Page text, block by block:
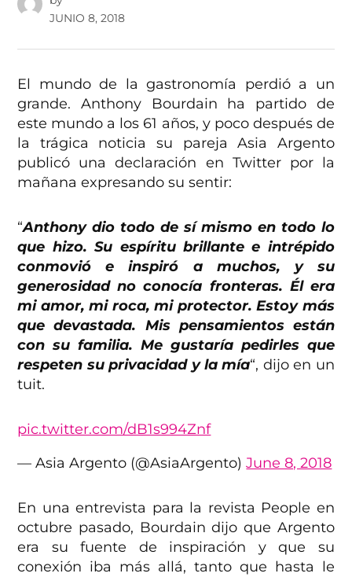
JUNIO 8, 2018
El mundo de la gastronomía perdió a un
grande. Anthony Bourdain ha partido de
este mundo a los 61 años, y poco después de
la trágica noticia su pareja Asia Argento
publicó una declaración en Twitter por la
mañana expresando su sentir:
“Anthony dio todo de sí mismo en todo lo
que hizo. Su espíritu brillante e intrépido
conmovió e inspiró a muchos, y su
generosidad no conocía fronteras. Él era
mi amor, mi roca, mi protector. Estoy más
que devastada. Mis pensamientos están
con su familia. Me gustaría pedirles que
respeten su privacidad y la mía“, dijo en un
tuit.
pic.twitter.com/dB1s994Znf
— Asia Argento (@AsiaArgento)June 8, 2018
En una entrevista para la revista People en
octubre pasado, Bourdain dijo que Argento
era su fuente de inspiración y que su
conexión iba más allá, tanto que hasta le